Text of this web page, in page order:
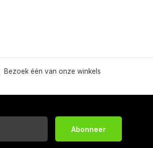
Bezoek één van onze winkels
Abonneer